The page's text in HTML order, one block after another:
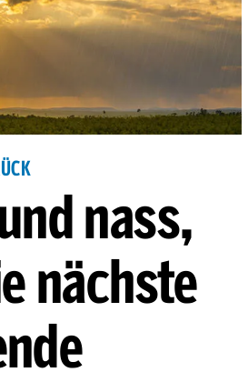
nass,
nächste